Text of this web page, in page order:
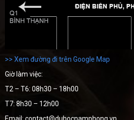
>> Xem đường đi trên Google Map
Giờ làm việc:
T2 – T6: 08h30 – 18h00
T7: 8h30 – 12h00